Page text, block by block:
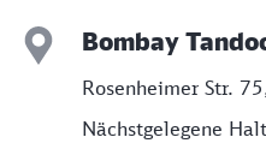
Bombay
Rosenheimer Str.
Nächstgelegene